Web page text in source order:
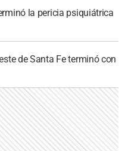
la pericia psiquiátrica
de Santa Fe terminó con